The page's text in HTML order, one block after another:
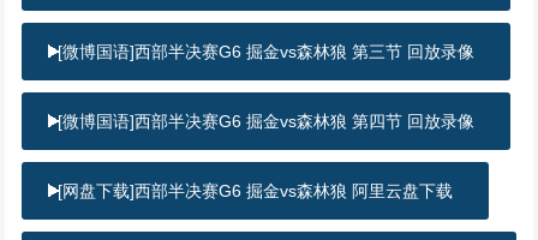
[微博国语]西部半决赛G6 掘金vs森林狼 第三节 回放录像
[微博国语]西部半决赛G6 掘金vs森林狼 第四节 回放录像
[网盘下载]西部半决赛G6 掘金vs森林狼 阿里云盘下载